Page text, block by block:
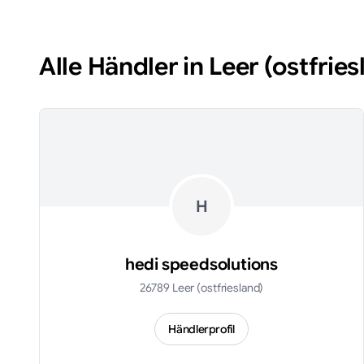
Alle Händler inLeer
H
hedi speedsolutions
26789 Leer (ostfriesland)
Händlerprofil